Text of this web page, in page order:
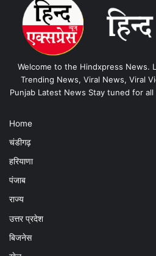
Welcome to the Hindxpress News.
Trending News, Viral News, Viral
Punjab Latest News Stay tuned for
Home
चंडीगढ़
हरियाणा
पंजाब
राज्य
उत्तर प्रदेश
बिजनेस